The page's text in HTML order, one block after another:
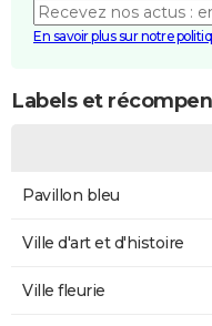
En savoir plus sur notre
Labels et
Pavillon bleu
Ville d'art et d'histoire
Ville fleurie